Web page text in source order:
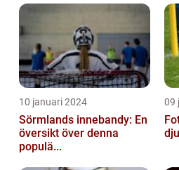
10 januari 2024
Sörmlands innebandy: En
översikt över denna
populä...
09